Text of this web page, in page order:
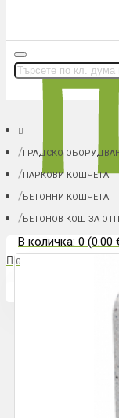
В количка: 0 (0.00
0
Количката ви
ГРАДСКО
ПАРКОВИ КОШЧЕТА
БЕТОННИ КОШЧЕТА
БЕТОНОВ КОШ ЗА